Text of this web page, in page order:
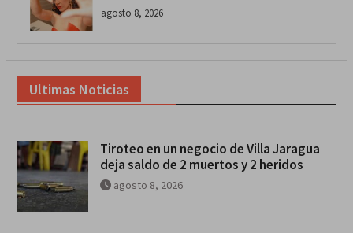
agosto 8, 2026
Ultimas Noticias
Tiroteo en un negocio de Villa Jaragua
deja saldo de 2 muertos y 2 heridos
agosto 8, 2026